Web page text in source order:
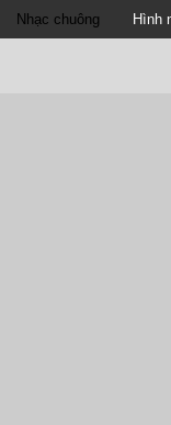
Nhạc chuông Hình